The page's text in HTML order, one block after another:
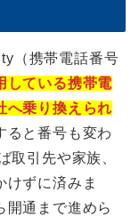
（携帯電話番号
している携帯電
へ乗り換えられ
ると番号も変わ
取引先や家族、
けずに済みま
開通まで進めら